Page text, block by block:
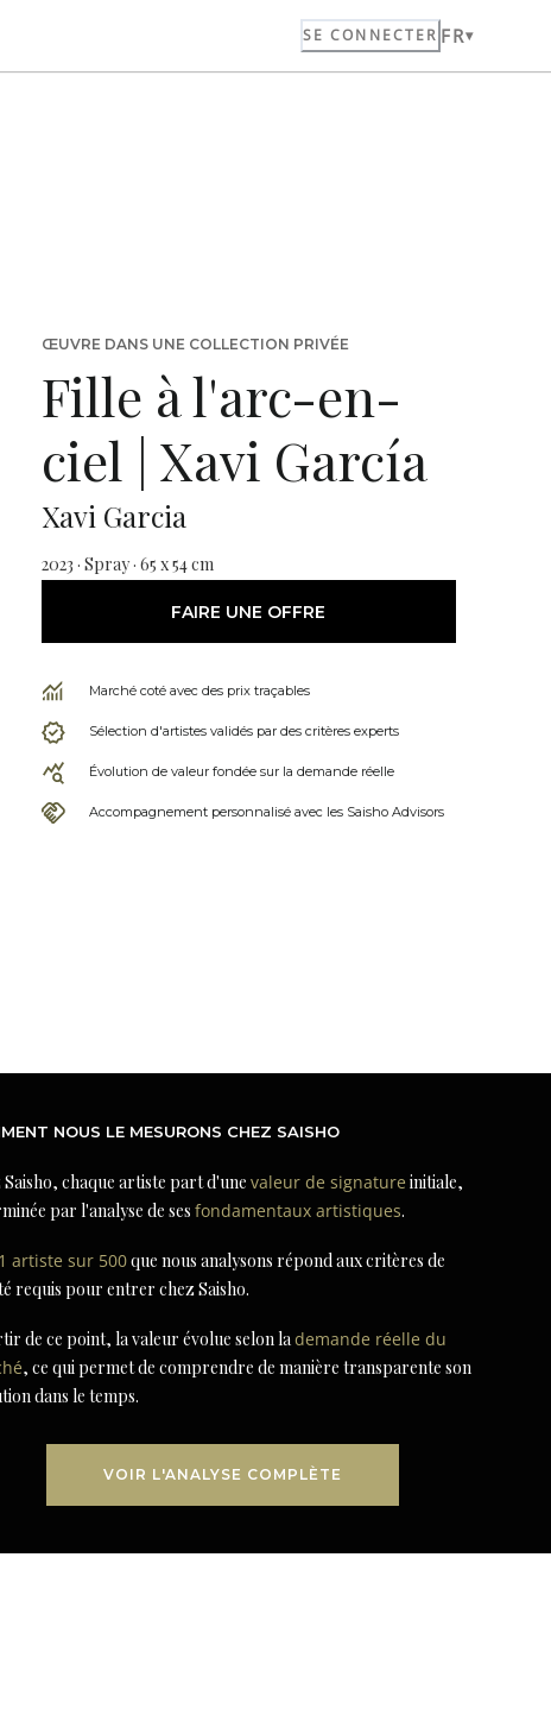
SE CONNECTER FR
ŒUVRE DANS UNE COLLECTION PRIVÉE
Fille à l'arc-en-
ciel | Xavi García
Xavi Garcia
2023 · Spray · 65 x 54 cm
FAIRE UNE OFFRE
Marché coté avec des prix traçables
Sélection d'artistes validés par des critères experts
Évolution de valeur fondée sur la demande réelle
Accompagnement personnalisé avec les Saisho Advisors
NOUS LE MESURONS CHEZ SAISHO
Saisho, chaque artiste part d'unevaleur de signature initiale,
par l'analyse de sesfondamentaux artistiques.
1 artiste sur 500que nous analysons répond aux critères de
requis pour entrer chez Saisho.
de ce point, la valeur évolue selon lademande réelle du
, ce qui permet de comprendre de manière transparente son
dans le temps.
VOIR L'ANALYSE COMPLÈTE